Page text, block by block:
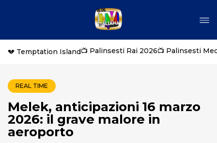
💔 Temptation Island📺 Palinsesti Rai 2026📺 Palinsesti
REAL TIME
Melek, anticipazioni 16 marzo
2026: il grave malore in
aeroporto